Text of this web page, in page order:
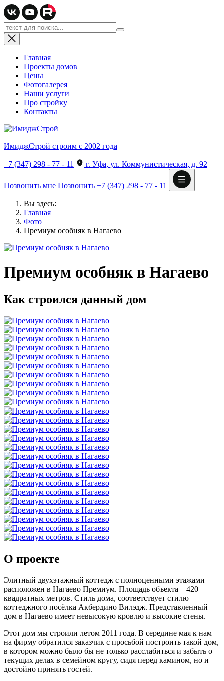
Главная
Проекты домов
Цены
Фотогалерея
Наши услуги
Про стройку
Контакты
ИмиджСтрой строим с 2002 года
+7 (347) 298 - 77 - 11 г. Уфа, ул. Коммунистическая, д. 92
Позвонить мне Позвонить +7 (347) 298 - 77 - 11
Вы здесь:
Главная
Фото
Премиум особняк в Нагаево
Премиум особняк в Нагаево
Как строился данный дом
О проекте
Элитный двухэтажный коттедж с полноценными этажами
расположен в Нагаево Премиум. Площадь объекта – 420
квадратных метров. Стиль дома, соответствует стилю
коттеджного посёлка Акбердино Вилэдж. Представленный
дом в Нагаево имеет невысокую кровлю и высокие стены.
Этот дом мы строили летом 2011 года. В середине мая к нам
на фирму обратился заказчик с просьбой построить такой дом,
в котором можно было бы не только расслабиться и забыть о
текущих делах в семейном кругу, сидя перед камином, но и
достойно принять гостей.